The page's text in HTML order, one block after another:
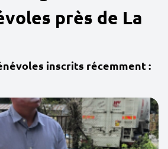
près de La
inscrits récemment :